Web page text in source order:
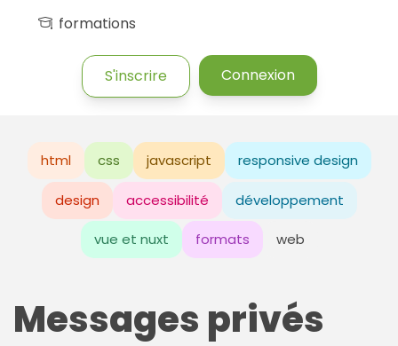
formations
S'inscrire Connexion
html css javascript responsive design
design accessibilité développement
vue et nuxt formats web
Messages privés